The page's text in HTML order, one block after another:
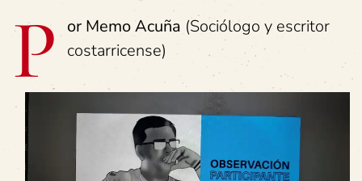
P or Memo Acuña (Sociólogo y escritor
costarricense)